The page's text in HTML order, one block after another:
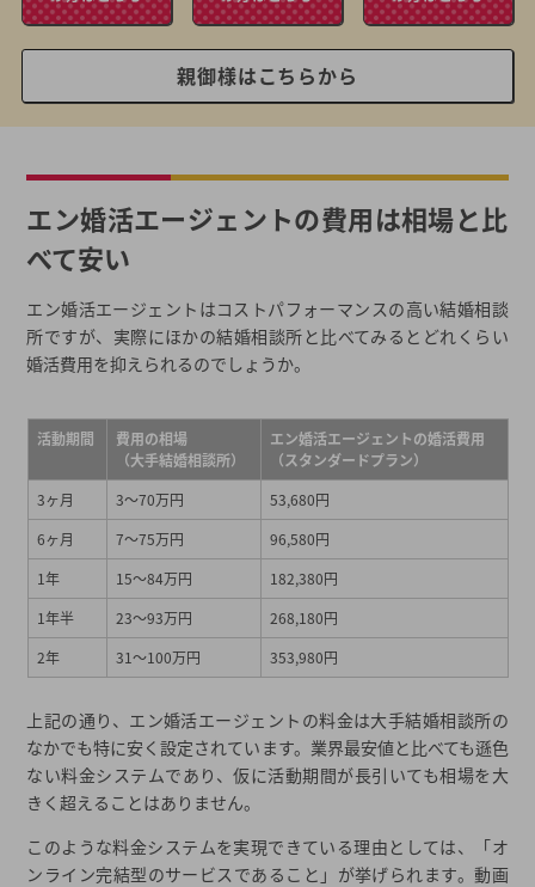
親御様はこちらから
エン婚活エージェントの費用は相場と比
べて安い
エン婚活エージェントはコストパフォーマンスの高い結婚相談
所ですが、実際にほかの結婚相談所と比べてみるとどれくらい
婚活費用を抑えられるのでしょうか。
活動期間
費用の相場
（大手結婚相談所）
エン婚活エージェントの婚活費用
（スタンダードプラン）
3ヶ月
3～70万円
53,680円
6ヶ月
7～75万円
96,580円
1年
15～84万円
182,380円
1年半
23～93万円
268,180円
2年
31～100万円 353,980円
上記の通り、エン婚活エージェントの料金は大手結婚相談所の
なかでも特に安く設定されています。業界最安値と比べても遜色
ない料金システムであり、仮に活動期間が長引いても相場を大
きく超えることはありません。
このような料金システムを実現できている理由としては、「オ
ンライン完結型のサービスであること」が挙げられます。動画